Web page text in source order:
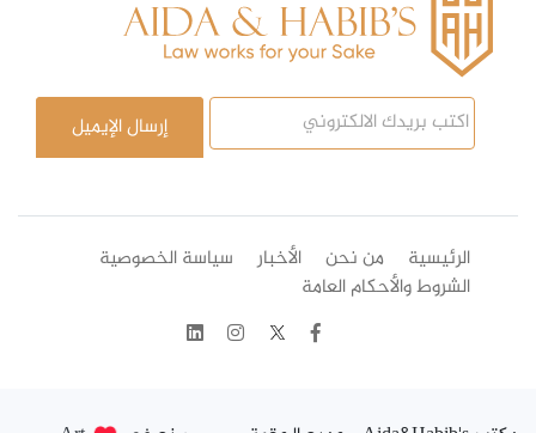
الرئيسية من نحن الأخبار
سياسة الخصوصية
الشروط والأحكام العامة